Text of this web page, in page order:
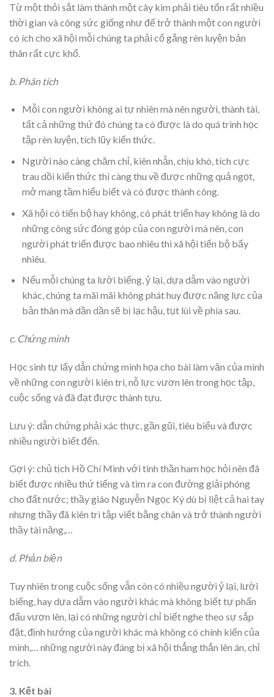
Từ một thỏi sắt làm thành một cây kim phải tiêu tốn rất nhiều
thời gian và công sức giống như để trở thành một con người
có ích cho xã hội mỗi chúng ta phải cố gắng rèn luyện bản
thân rất cực khổ.
b. Phân tích
Mỗi con người không ai tự nhiên mà nên người, thành tài,
tất cả những thứ đó chúng ta có được là do quá trình học
tập rèn luyện, tích lũy kiến thức.
Người nào càng chăm chỉ, kiên nhẫn, chịu khó, tích cực
trau dồi kiến thức thì càng thu về được những quả ngọt,
mở mang tầm hiểu biết và có được thành công.
Xã hội có tiến bộ hay không, có phát triển hay không là do
những công sức đóng góp của con người mà nên, con
người phát triển được bao nhiêu thì xã hội tiến bộ bấy
nhiêu.
Nếu mỗi chúng ta lười biếng, ỷ lại, dựa dẫm vào người
khác, chúng ta mãi mãi không phát huy được năng lực của
bản thân mà dần dần sẽ bị lạc hậu, tụt lùi về phía sau.
c. Chứng minh
Học sinh tự lấy dẫn chứng minh họa cho bài làm văn của mình
về những con người kiên trì, nỗ lực vươn lên trong học tập,
cuộc sống và đã đạt được thành tựu.
Lưu ý: dẫn chứng phải xác thực, gần gũi, tiêu biểu và được
nhiều người biết đến.
Gợi ý: chủ tịch Hồ Chí Minh với tinh thần ham học hỏi nên đã
biết được nhiều thứ tiếng và tìm ra con đường giải phóng
cho đất nước; thầy giáo Nguyễn Ngọc Ký dù bị liệt cả hai tay
nhưng thầy đã kiên trì tập viết bằng chân và trở thành người
thầy tài năng,…
d. Phản biện
Tuy nhiên trong cuộc sống vẫn còn có nhiều người ỷ lại, lười
biếng, hay dựa dẫm vào người khác mà không biết tự phấn
đấu vươn lên, lại có những người chỉ biết nghe theo sự sắp
đặt, định hướng của người khác mà không có chính kiến của
mình,… những người này đáng bị xã hội thẳng thắn lên án, chỉ
trích.
3. Kết bài